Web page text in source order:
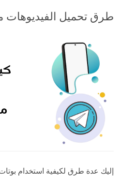
طرق تحميل الفيديوهات
إليك عدة طرق لكيفية استخدام